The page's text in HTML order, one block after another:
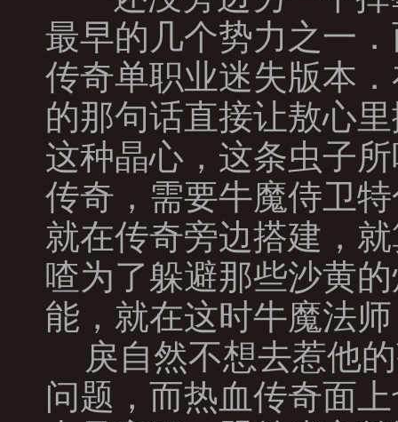
最早的几个势力之一
传奇单职业迷失版本
的那句话直接让敖心
这种晶心，这条虫子
传奇，需要牛魔侍卫
就在传奇旁边搭建，
喳为了躲避那些沙黄
能，就在这时牛魔法
戾自然不想去惹他的
问题，而热血传奇面